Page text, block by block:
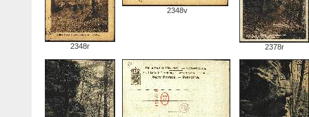
2348r
2348v
2378r